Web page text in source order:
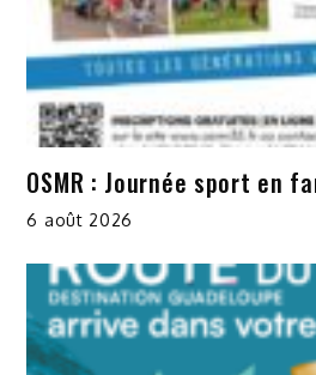
OSMR : Journée sport en
6 août 2026